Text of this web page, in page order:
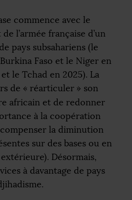
commence avec le
l’armée française d’un
pays subsahariens (le
Faso et le Niger en
le Tchad en 2025). La
de « réarticuler » son
africain et de redonner
à la coopération
la diminution
sur des bases ou en
Désormais,
à davantage de pays